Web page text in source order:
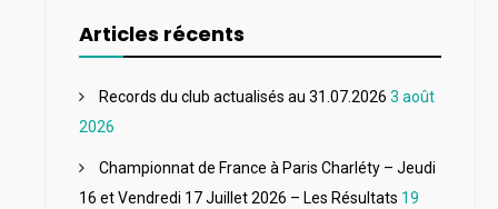
Articles récents
Records du club actualisés au 31.07.2026 3 août
2026
Championnat de France à Paris Charléty – Jeudi
16 et Vendredi 17 Juillet 2026 – Les Résultats 19